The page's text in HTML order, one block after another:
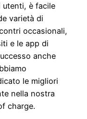
utenti, è facile
varietà di
occasionali,
e le app di
anche
le migliori
nella nostra
charge.